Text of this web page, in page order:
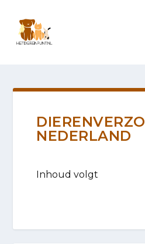
NEDERLAND
Inhoud volgt